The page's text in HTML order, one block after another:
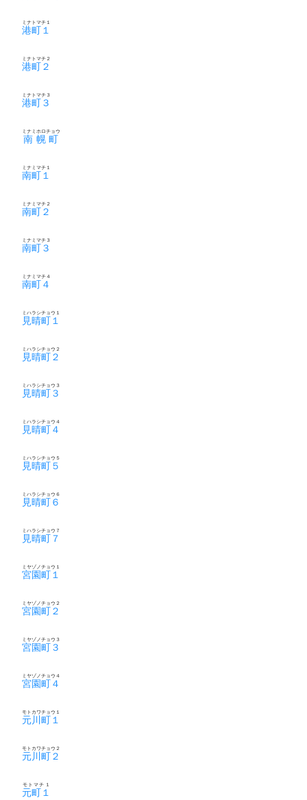
港町１
ミナトマチ１
港町２
ミナトマチ２
港町３
ミナトマチ３
南幌町
ミナミホロチョウ
南町１
ミナミマチ１
南町２
ミナミマチ２
南町３
ミナミマチ３
南町４
ミナミマチ４
見晴町１
ミハラシチョウ１
見晴町２
ミハラシチョウ２
見晴町３
ミハラシチョウ３
見晴町４
ミハラシチョウ４
見晴町５
ミハラシチョウ５
見晴町６
ミハラシチョウ６
見晴町７
ミハラシチョウ７
宮園町１
ミヤゾノチョウ１
宮園町２
ミヤゾノチョウ２
宮園町３
ミヤゾノチョウ３
宮園町４
ミヤゾノチョウ４
元川町１
モトカワチョウ１
元川町２
モトカワチョウ２
元町１
モトマチ１